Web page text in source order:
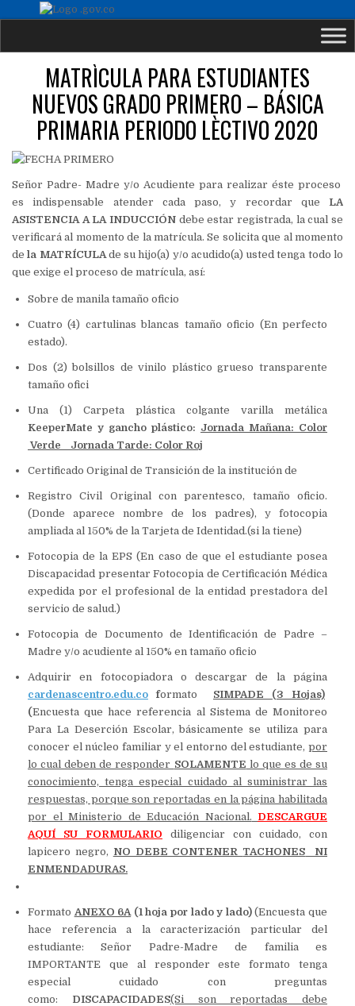
MATRÌCULA PARA ESTUDIANTES
NUEVOS GRADO PRIMERO – BÁSICA
PRIMARIA PERIODO LÈCTIVO 2020
Señor Padre- Madre y/o Acudiente para realizar éste proceso
es indispensable atender cada paso, y recordar que LA
ASISTENCIA A LA INDUCCIÓN debe estar registrada, la cual se
verificará al momento de la matrícula. Se solicita que al momento
dela MATRÍCULAde su hijo(a) y/o acudido(a) usted tenga todo lo
que exige el proceso de matrícula, así:
Sobre de manila tamaño oficio
Cuatro (4) cartulinas blancas tamaño oficio (En perfecto
estado).
Dos (2) bolsillos de vinilo plástico grueso transparente
tamaño ofici
Una (1) Carpeta plástica colgante varilla metálica
KeeperMate y gancho plástico: Jornada Mañana: Color
Verde Jornada Tarde: Color Roj
Certificado Original de Transición de la institución de
Registro Civil Original con parentesco, tamaño oficio.
(Donde aparece nombre de los padres), y fotocopia
ampliada al 150% de la Tarjeta de Identidad.(si la tiene)
Fotocopia de la EPS (En caso de que el estudiante posea
Discapacidad presentar Fotocopia de Certificación Médica
expedida por el profesional de la entidad prestadora del
servicio de salud.)
Fotocopia de Documento de Identificación de Padre –
Madre y/o acudiente al 150% en tamaño oficio
Adquirir en fotocopiadora o descargar de la página
cardenascentro.edu.co
formato
SIMPADE (3 Hojas)
(Encuesta que hace referencia al Sistema de Monitoreo
Para La Deserción Escolar, básicamente se utiliza para
conocer el núcleo familiar y el entorno del estudiante, por
lo cual deben de responder SOLAMENTE lo que es de su
conocimiento, tenga especial cuidado al suministrar las
respuestas, porque son reportadas en la página habilitada
por el Ministerio de Educación Nacional. DESCARGUE
AQUÍ SU FORMULARIO diligenciar con cuidado, con
lapicero negro, NO DEBE CONTENER TACHONES NI
ENMENDADURAS.
Formato ANEXO 6A(1 hoja por lado y lado)(Encuesta que
hace referencia a la caracterización particular del
estudiante: Señor Padre-Madre de familia es
IMPORTANTE que al responder este formato tenga
especial cuidado con preguntas
como: DISCAPACIDADES(Si son reportadas debe